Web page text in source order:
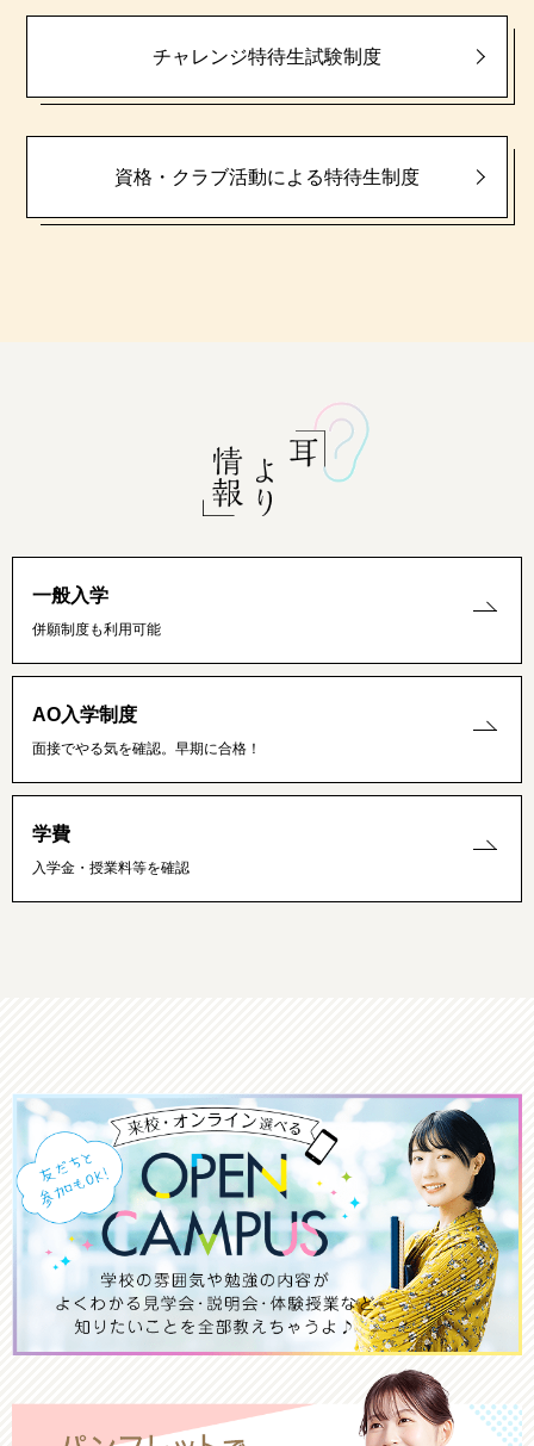
チャレンジ特待生試験制度
資格・クラブ活動による特待生制度
一般入学
併願制度も利用可能
AO入学制度
面接でやる気を確認。早期に合格！
学費
入学金・授業料等を確認